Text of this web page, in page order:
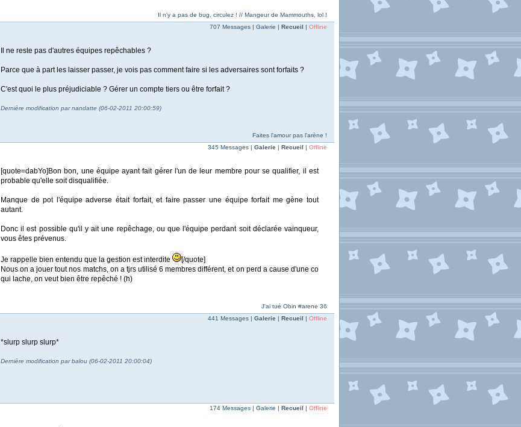
Il n'y a pas de bug, circulez ! // Mangeur de Mammouths, lol !
707 Messages | Galerie | Recueil | Offline
Il ne reste pas d'autres équipes repêchables ?
Parce que à part les laisser passer, je vois pas comment faire si les adversaires sont forfaits ?
C'est quoi le plus préjudiciable ? Gérer un compte tiers ou être forfait ?
Dernière modification par nandatte (06-02-2011 20:00:59)
Faites l'amour pas l'arène !
345 Messages | Galerie | Recueil | Offline
[quote=dabYo]Bon bon, une équipe ayant fait gérer l'un de leur membre pour se qualifier, il est
probable qu'elle soit disqualifiée.
Manque de pot l'équipe adverse était forfait, et faire passer une équipe forfait me gène tout
autant.
Donc il est possible qu'il y ait une repêchage, ou que l'équipe perdant soit déclarée vainqueur,
vous êtes prévenus.
Je rappelle bien entendu que la gestion est interdite
[/quote]
Nous on a jouer tout nos matchs, on a tjrs utilisé 6 membres différent, et on perd a cause d'une co
qui lache, on veut bien être repêché ! (h)
J'ai tué Obin #arene 36
441 Messages | Galerie | Recueil | Offline
*slurp slurp slurp*
Dernière modification par balou (06-02-2011 20:00:04)
174 Messages | Galerie | Recueil | Offline